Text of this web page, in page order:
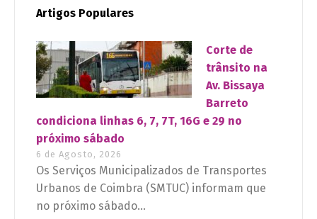
Artigos Populares
Corte de
trânsito na
Av. Bissaya
Barreto
condiciona linhas 6, 7, 7T, 16G e 29 no
próximo sábado
6 de Agosto, 2026
Os Serviços Municipalizados de Transportes
Urbanos de Coimbra (SMTUC) informam que
no próximo sábado...